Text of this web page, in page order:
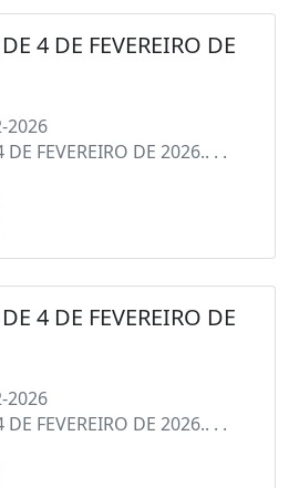
4 DE FEVEREIRO DE
2026
FEVEREIRO DE 2026.. . .
4 DE FEVEREIRO DE
2026
FEVEREIRO DE 2026.. . .